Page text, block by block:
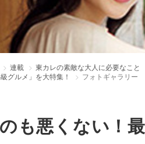
連載
東カレの素敵な大人に必要なこと
グルメ」を大特集！
フォトギャラリー
も悪くない！